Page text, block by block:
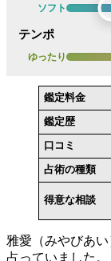
ソフト
テンポ
ゆったり
鑑定料金
鑑定歴
口コミ
占術の種類
得意な相談
雅愛（みやびあ
占っていました。